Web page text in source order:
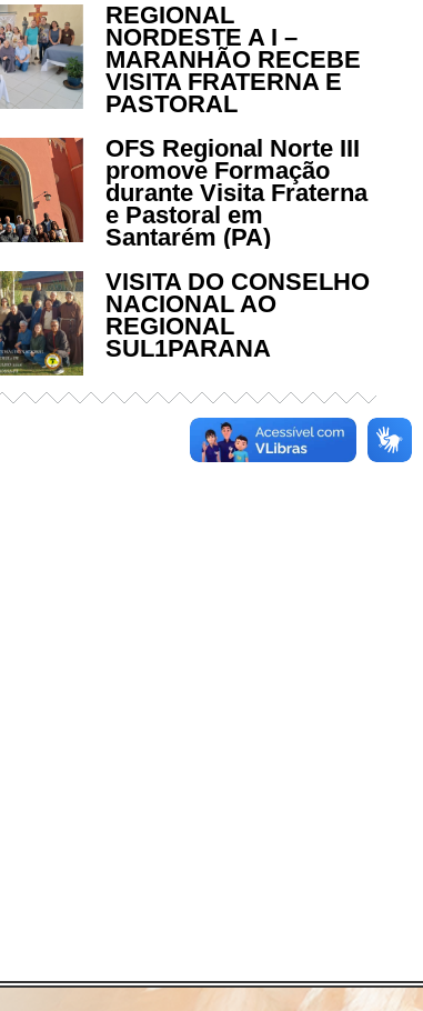
REGIONAL
NORDESTE A I –
MARANHÃO RECEBE
VISITA FRATERNA E
PASTORAL
OFS Regional Norte III
promove Formação
durante Visita Fraterna
e Pastoral em
Santarém (PA)
VISITA DO CONSELHO
NACIONAL AO
REGIONAL
SUL1PARANA